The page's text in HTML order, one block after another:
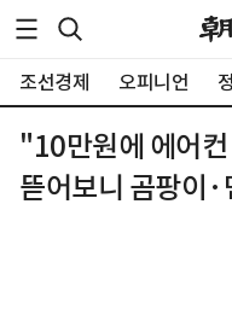
조선경제 오피니언
"10만원에 에어
뜯어보니 곰팡이·